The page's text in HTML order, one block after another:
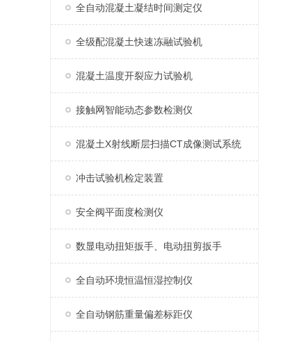
全自动混凝土凝结时间测定仪
全级配混凝土快速冻融试验机
混凝土温度开裂应力试验机
接触网智能动态参数检测仪
混凝土X射线断层扫描CT成像测试系统
冲击试验机检定装置
安全阀平面度检测仪
数显电动扭矩扳手、电动扭剪扳手
全自动环境恒温恒湿控制仪
全自动钢筋重量偏差标距仪